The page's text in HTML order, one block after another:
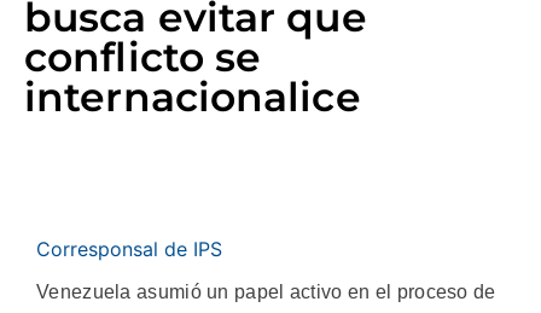
busca evitar que
conflicto se
internacionalice
Corresponsal de IPS
Venezuela asumió un papel activo en el proceso de